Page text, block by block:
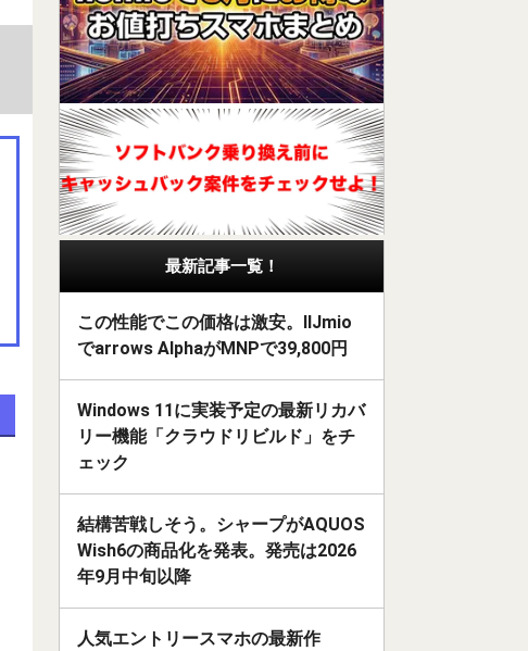
最新記事一覧！
この性能でこの価格は激安。IIJmio
でarrows AlphaがMNPで39,800円
Windows 11に実装予定の最新リカバ
リー機能「クラウドリビルド」をチ
ェック
結構苦戦しそう。シャープがAQUOS
Wish6の商品化を発表。発売は2026
年9月中旬以降
人気エントリースマホの最新作